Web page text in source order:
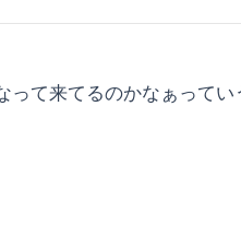
て来てるのかなぁってい